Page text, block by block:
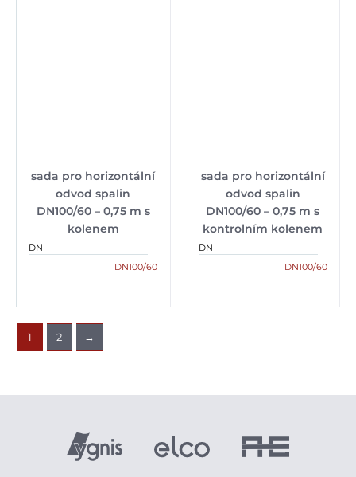
sada pro horizontální
odvod spalin
DN100/60 – 0,75 m s
kolenem
DN
DN100/60
sada pro horizontální
odvod spalin
DN100/60 – 0,75 m s
kontrolním kolenem
DN
DN100/60
1 2 →